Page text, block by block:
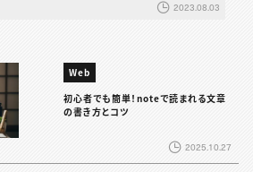
2023.08.03
Web
初心者でも簡単！noteで読まれる文章
の書き方とコツ
2025.10.27